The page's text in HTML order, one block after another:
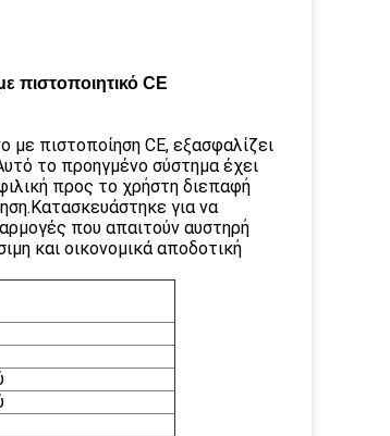
πιστοποιητικό CE
με πιστοποίηση CE, εξασφαλίζει
το προηγμένο σύστημα έχει
προς το χρήστη διεπαφή
για να
που απαιτούν αυστηρή
και οικονομικά αποδοτική